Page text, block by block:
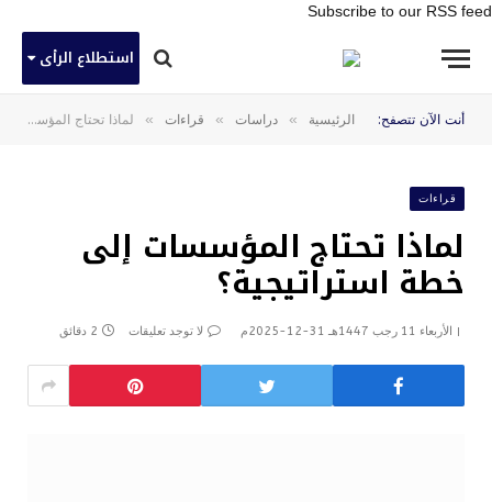
Subscribe to our RSS feed
استطلاع الرأى
أنت الآن تتصفح: الرئيسية » دراسات » قراءات » لماذا تحتاج المؤسسات إلى خطة استراتيجية؟
قراءات
لماذا تحتاج المؤسسات إلى
خطة استراتيجية؟
الأربعاء 11 رجب 1447هـ 31-12-2025م لا توجد تعليقات 2 دقائق